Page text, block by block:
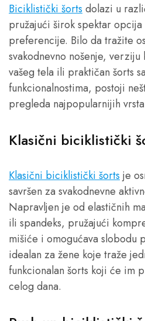
Biciklistički šorts dolazi u
pružajući širok spektar
preferencije. Bilo da tražite
svakodnevno nošenje, verziju
vašeg tela ili praktičan šorts
funkcionalnostima, postoji
pregleda najpopularnijih
Klasični biciklistički
Klasični biciklistički šorts je
savršen za svakodnevne
Napravljen je od elastičnih
ili spandeks, pružajući
mišiće i omogućava slobodu
idealan za žene koje traže
funkcionalan šorts koji će im
celog dana.